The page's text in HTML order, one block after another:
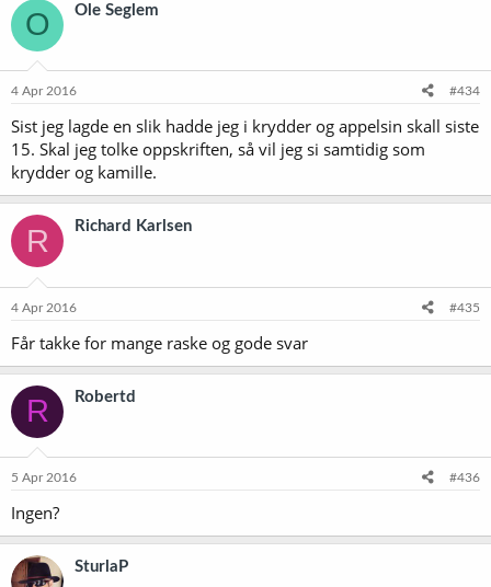
O Ole Seglem
4 Apr 2016 #434
Sist jeg lagde en slik hadde jeg i krydder og appelsin skall siste
15. Skal jeg tolke oppskriften, så vil jeg si samtidig som
krydder og kamille.
R Richard Karlsen
4 Apr 2016 #435
Får takke for mange raske og gode svar
R Robertd
5 Apr 2016 #436
Ingen?
SturlaP